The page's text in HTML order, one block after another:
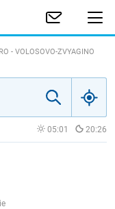
- VOLOSOVO-ZVYAGINO
05:01 20:26